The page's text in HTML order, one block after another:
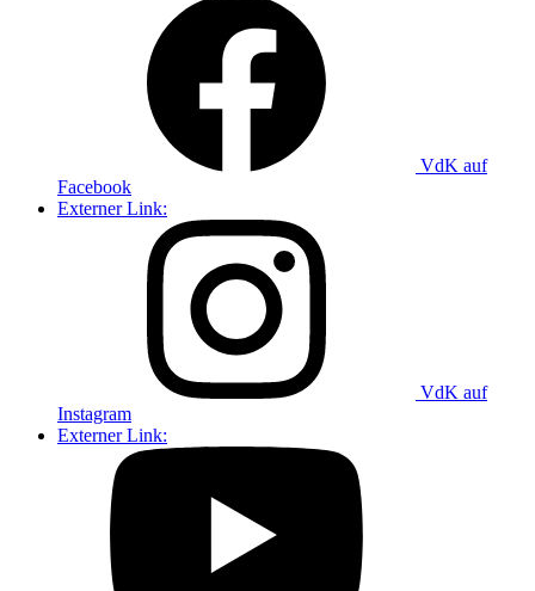
VdK auf
Facebook
Externer Link:
VdK auf
Instagram
Externer Link: